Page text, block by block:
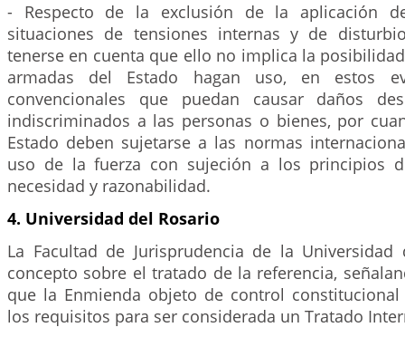
- Respecto de la exclusión de la aplicación
situaciones de tensiones internas y de
tenerse en cuenta que ello no implica la
armadas del Estado hagan uso, en estos
convencionales que puedan causar daños
indiscriminados a las personas o bienes, por
Estado deben sujetarse a las normas
uso de la fuerza con sujeción a los principios
necesidad y razonabilidad.
4. Universidad del Rosario
La Facultad de Jurisprudencia de la
concepto sobre el tratado de la referencia,
que la Enmienda objeto de control
los requisitos para ser considerada un Tratado